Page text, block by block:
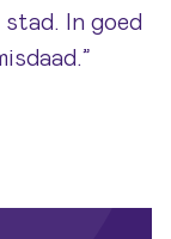
In goed